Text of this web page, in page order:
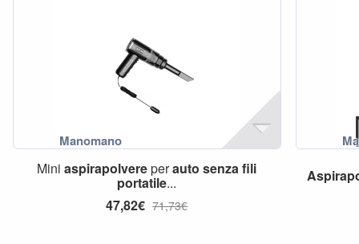
Miniaspirapolvereperauto senzafili
portatile...
47,82€ 71,73€